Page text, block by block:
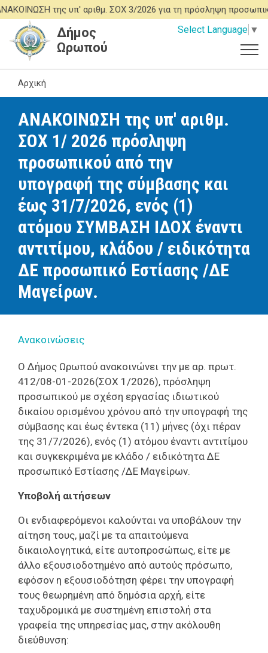
Παράκαμψη
προς
περιεχόμενο
της υπ' αριθμ. ΣΟΧ 3/2026 για τη πρόσληψη
Select Language ▼
Δήμος
Ωρωπού
Αρχική
ΑΝΑΚΟΙΝΩΣΗ της υπ' αριθμ.
ΣΟΧ 1/ 2026 πρόσληψη
προσωπικού από την
υπογραφή της σύμβασης και
έως 31/7/2026, ενός (1)
ατόμου ΣΥΜΒΑΣΗ ΙΔΟΧ έναντι
αντιτίμου, κλάδου / ειδικότητα
ΔΕ προσωπικό Εστίασης /ΔΕ
Μαγείρων.
Ανακοινώσεις
Ο Δήμος Ωρωπού ανακοινώνει την με αρ. πρωτ.
412/08-01-2026(ΣΟΧ 1/2026), πρόσληψη
προσωπικού με σχέση εργασίας ιδιωτικού
δικαίου ορισμένου χρόνου από την υπογραφή της
σύμβασης και έως έντεκα (11) μήνες (όχι πέραν
της 31/7/2026), ενός (1) ατόμου έναντι αντιτίμου
και συγκεκριμένα με κλάδο / ειδικότητα ΔΕ
προσωπικό Εστίασης /ΔΕ Μαγείρων.
Υποβολή αιτήσεων
Οι ενδιαφερόμενοι καλούνται να υποβάλουν την
αίτηση τους, μαζί με τα απαιτούμενα
δικαιολογητικά, είτε αυτοπροσώπως, είτε με
άλλο εξουσιοδοτημένο από αυτούς πρόσωπο,
εφόσον η εξουσιοδότηση φέρει την υπογραφή
τους θεωρημένη από δημόσια αρχή, είτε
ταχυδρομικά με συστημένη επιστολή στα
γραφεία της υπηρεσίας μας, στην ακόλουθη
διεύθυνση: